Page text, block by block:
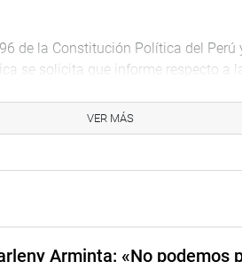
de la Constitución Política del Perú
se solicita que informe respecto a
realizar procedimientos
VER MÁS
Arminta: «No podemos